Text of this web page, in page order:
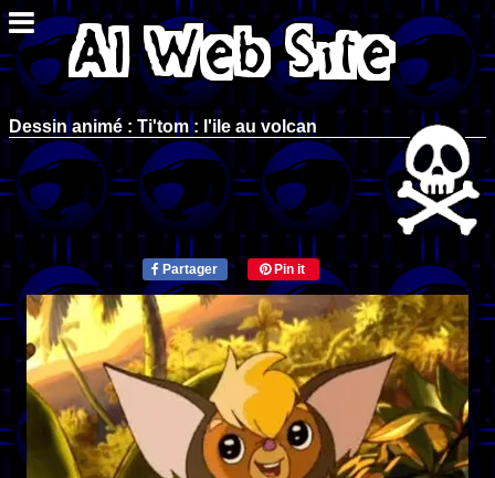
Dessin animé : Ti'tom : l'ile au volcan
Partager Pin it